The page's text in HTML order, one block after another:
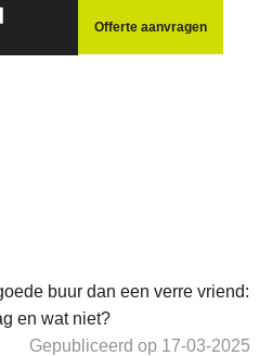
Offerte aanvragen
buur dan een verre vriend:
en wat niet?
Gepubliceerd op 17-03-2025